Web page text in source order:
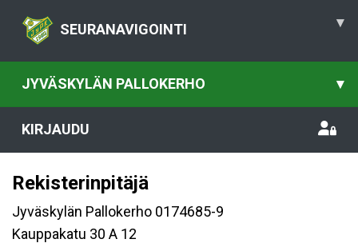
SEURANAVIGOINTI ▾
JYVÄSKYLÄN PALLOKERHO ▾
KIRJAUDU
Rekisterinpitäjä
Jyväskylän Pallokerho 0174685-9
Kauppakatu 30 A 12